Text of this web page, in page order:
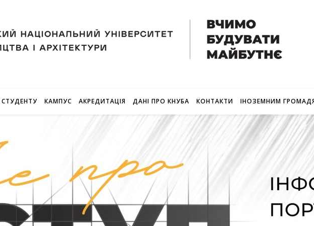
СТУДЕНТУ КАМПУС АКРЕДИТАЦІЯ ДАНІ ПРО КНУБА КОНТАКТИ ІНОЗЕМНИМ